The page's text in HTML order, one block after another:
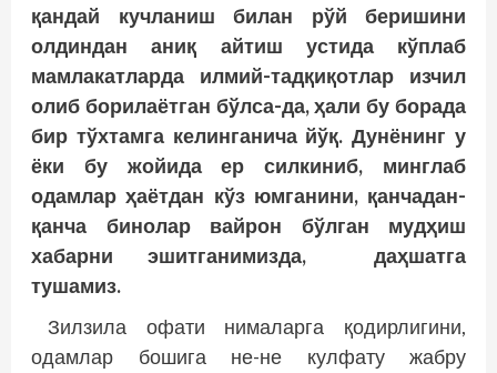
қандай кучланиш билан рўй беришини
олдиндан аниқ айтиш устида кўплаб
мамлакатларда илмий-тадқиқотлар изчил
олиб борилаётган бўлса-да, ҳали бу борада
бир тўхтамга келинганича йўқ. Дунёнинг у
ёки бу жойида ер силкиниб, минглаб
одамлар ҳаётдан кўз юмганини, қанчадан-
қанча бинолар вайрон бўлган мудҳиш
хабарни эшитганимизда, даҳшатга
тушамиз.
Зилзила офати нималарга қодирлигини,
одамлар бошига не-не кулфату жабру